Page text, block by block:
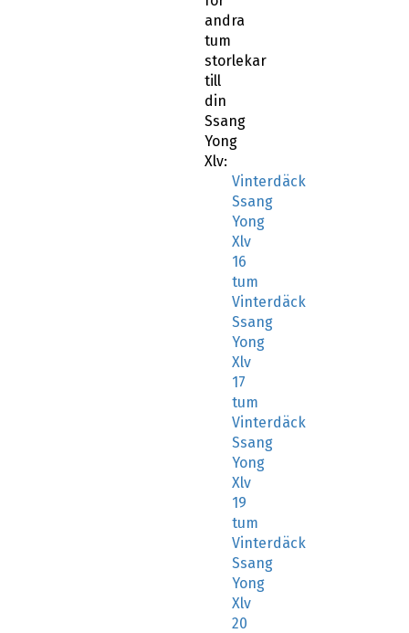
andra
tum
storlekar
till
din
Ssang
Yong
Xlv:
Vinterdäck
Ssang
Yong
Xlv
16
tum
Vinterdäck
Ssang
Yong
Xlv
17
tum
Vinterdäck
Ssang
Yong
Xlv
19
tum
Vinterdäck
Ssang
Yong
Xlv
20